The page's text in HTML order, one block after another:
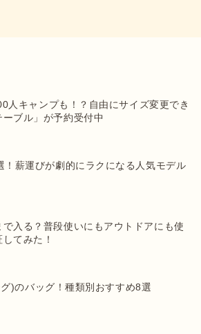
人キャンプも！？自由にサイズ変更でき
ブル」が予約受付中
！薪運びが劇的にラクになる人気モデル
入る？普段使いにもアウトドアにも使
てみた！
)のバッグ！種類別おすすめ8選